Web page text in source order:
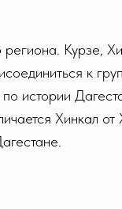
Курзе,
к
истории
Хинкал